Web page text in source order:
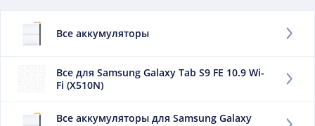
приоритетным показателем, на который придется
обращать внимание при выборе данного составного
можно назвать мАч, что отражает уровень доступной
энергии. Чем выше данный фактор, тем дольше
работает мобильный телефон без подпитки. Данный
Подборки товаров
Все аккумуляторы
Все для Samsung Galaxy Tab S9 FE 10.9 Wi-
Fi (X510N)
Все аккумуляторы для Samsung Galaxy